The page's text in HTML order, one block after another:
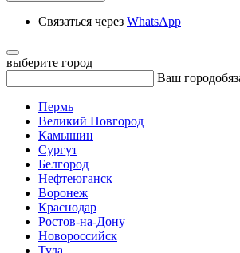
Связаться через WhatsApp
выберите город
Ваш город
Пермь
Великий Новгород
Камышин
Сургут
Белгород
Нефтеюганск
Воронеж
Краснодар
Ростов-на-Дону
Новороссийск
Тула